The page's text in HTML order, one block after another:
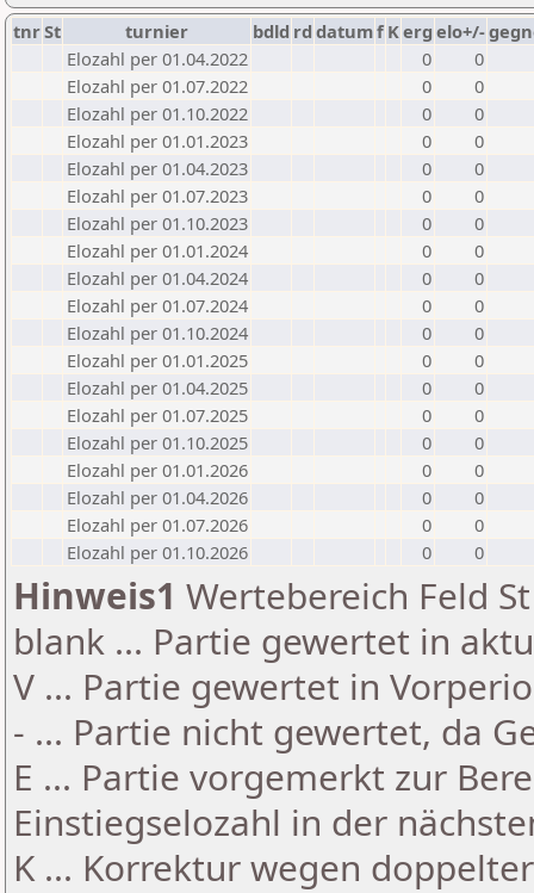
tnrSt turnier bdld rd datumf Kerg elo+/-
Elozahl per 01.04.2022
0
0
Elozahl per 01.07.2022
0
0
Elozahl per 01.10.2022
0
0
Elozahl per 01.01.2023
0
0
Elozahl per 01.04.2023
0
0
Elozahl per 01.07.2023
0
0
Elozahl per 01.10.2023
0
0
Elozahl per 01.01.2024
0
0
Elozahl per 01.04.2024
0
0
Elozahl per 01.07.2024
0
0
Elozahl per 01.10.2024
0
0
Elozahl per 01.01.2025
0
0
Elozahl per 01.04.2025
0
0
Elozahl per 01.07.2025
0
0
Elozahl per 01.10.2025
0
0
Elozahl per 01.01.2026
0
0
Elozahl per 01.04.2026
0
0
Elozahl per 01.07.2026
0
0
Elozahl per 01.10.2026
0 0
Hinweis1 Wertebereich Feld
blank ... Partie gewertet in
V ... Partie gewertet in
- ... Partie nicht gewertet, da
E ... Partie vorgemerkt zur
Einstiegselozahl in der
K ... Korrektur wegen